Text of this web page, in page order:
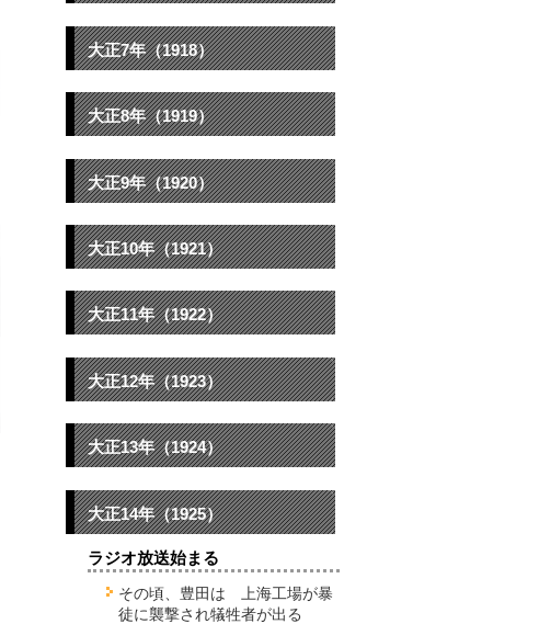
大正7年（1918）
大正8年（1919）
大正9年（1920）
大正10年（1921）
大正11年（1922）
大正12年（1923）
大正13年（1924）
大正14年（1925）
ラジオ放送始まる
その頃、豊田は 上海工場が暴
徒に襲撃され犠牲者が出る